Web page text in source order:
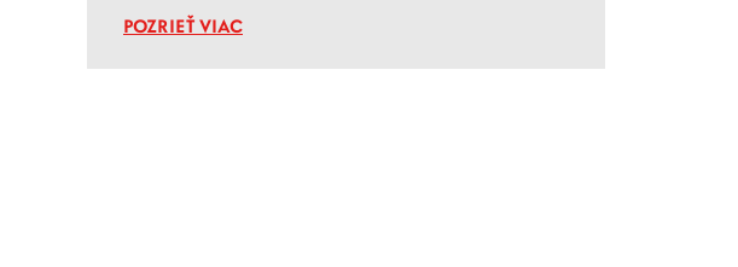
POZRIEŤ VIAC